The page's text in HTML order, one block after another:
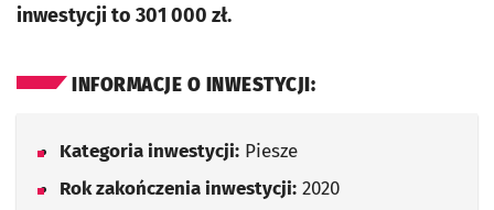
inwestycji to 301 000 zł.
INFORMACJE O INWESTYCJI:
Kategoria inwestycji: Piesze
Rok zakończenia inwestycji: 2020